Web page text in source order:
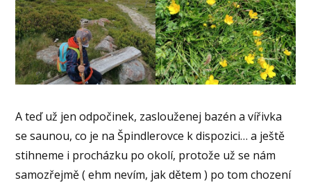
A teď už jen odpočinek, zaslouženej bazén a vířivka
se saunou, co je na Špindlerovce k dispozici… a ještě
stihneme i procházku po okolí, protože už se nám
samozřejmě ( ehm nevím, jak dětem ) po tom chození